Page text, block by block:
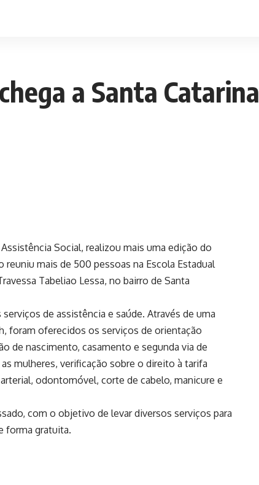
a Santa Catarina
Social, realizou mais uma edição do
mais de 500 pessoas na Escola Estadual
Tabeliao Lessa, no bairro de Santa
de assistência e saúde. Através de uma
foram oferecidos os serviços de orientação
de nascimento, casamento e segunda via de
mulheres, verificação sobre o direito à tarifa
odontomóvel, corte de cabelo, manicure e
com o objetivo de levar diversos serviços para
forma gratuita.